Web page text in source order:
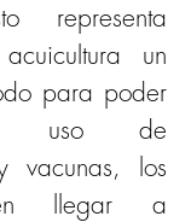
representa
un
para poder
uso de
vacunas, los
llegar a